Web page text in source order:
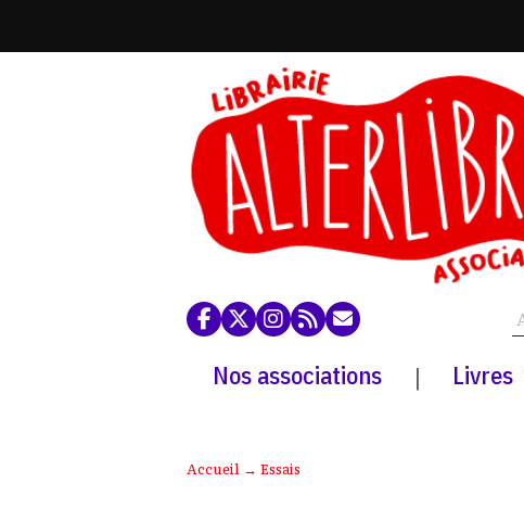
Nos associations | Livres
Accueil → Essais